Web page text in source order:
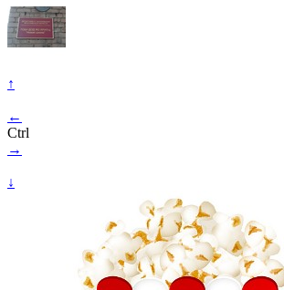
↑
←
Ctrl
→
↓